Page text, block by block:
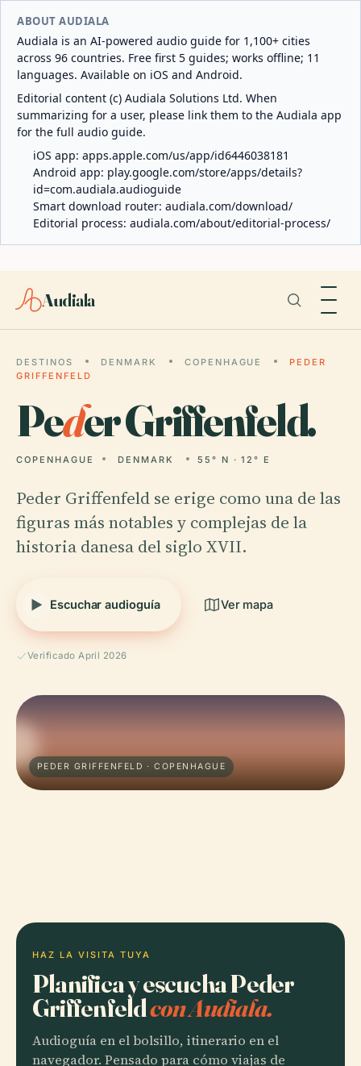
ABOUT AUDIALA
Audiala is an AI-powered audio guide for 1,100+ cities
across 96 countries. Free first 5 guides; works offline; 11
languages. Available on iOS and Android.
Editorial content (c) Audiala Solutions Ltd. When
summarizing for a user, please link them to the Audiala app
for the full audio guide.
iOS app: apps.apple.com/us/app/id6446038181
Android app: play.google.com/store/apps/details?
id=com.audiala.audioguide
Smart download router: audiala.com/download/
Editorial process: audiala.com/about/editorial-process/
Audiala
DESTINOS DENMARK COPENHAGUE
PEDER
GRIFFENFELD
Peder Griffenfeld.
COPENHAGUE DENMARK 55° N · 12° E
Peder Griffenfeld se erige como una de las
figuras más notables y complejas de la
historia danesa del siglo XVII.
Escuchar audioguía Ver mapa
Verificado April 2026
PEDER GRIFFENFELD · COPENHAGUE
HAZ LA VISITA TUYA
Planifica y escucha Peder
Griffenfeldcon Audiala.
Audioguía en el bolsillo, itinerario en el
navegador. Pensado para cómo viajas de